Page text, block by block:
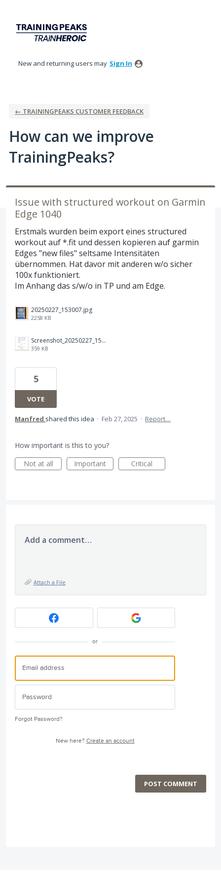
content
New and returning users may Sign In
← TRAININGPEAKS CUSTOMER FEEDBACK
How can we improve
TrainingPeaks?
Issue with structured workout on Garmin
Edge 1040
Erstmals wurden beim export eines structured
workout auf *.fit und dessen kopieren auf garmin
Edges "new files" seltsame Intensitäten
übernommen. Hat davor mit anderen w/o sicher
100x funktioniert.
Im Anhang das s/w/o in TP und am Edge.
20250227_153007.jpg
2258 KB
Screenshot_20250227_152948_TrainingPeaks.jpg
359 KB
5
VOTE
Manfred shared this idea · Feb 27, 2025 · Report…
How important is this to you?
Not at all
Important Critical
Add a comment…
Attach a File
or
Forgot Password?
New here? Create an account
POST COMMENT